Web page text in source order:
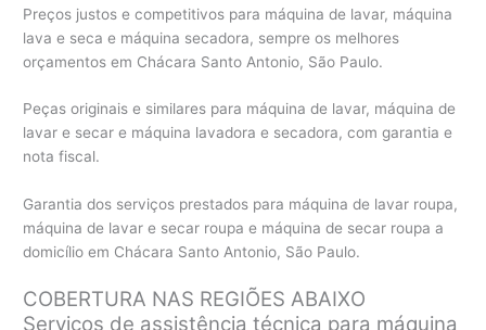
Preços justos e competitivos para máquina de lavar, máquina
lava e seca e máquina secadora, sempre os melhores
orçamentos em Chácara Santo Antonio, São Paulo.
Peças originais e similares para máquina de lavar, máquina de
lavar e secar e máquina lavadora e secadora, com garantia e
nota fiscal.
Garantia dos serviços prestados para máquina de lavar roupa,
máquina de lavar e secar roupa e máquina de secar roupa a
domicílio em Chácara Santo Antonio, São Paulo.
COBERTURA NAS REGIÕES ABAIXO
Serviços de assistência técnica para máquina